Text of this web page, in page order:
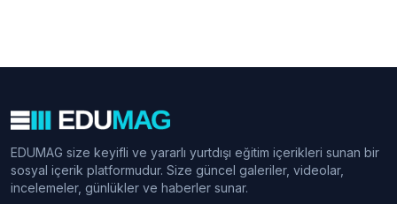
EDUMAG size keyifli ve yararlı yurtdışı eğitim içerikleri sunan bir
sosyal içerik platformudur. Size güncel galeriler, videolar,
incelemeler, günlükler ve haberler sunar.